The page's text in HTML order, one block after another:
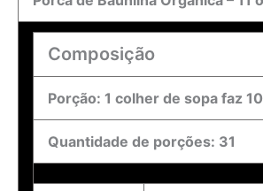
Composição
Porção: 1 colher de sopa faz
Quantidade de porções: 31